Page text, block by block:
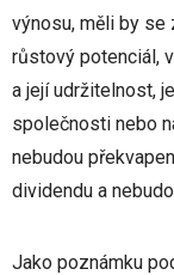
výnosu, měli by se
růstový potenciál,
a její udržitelnost,
společnosti nebo
nebudou
dividendu a
Jako poznámku